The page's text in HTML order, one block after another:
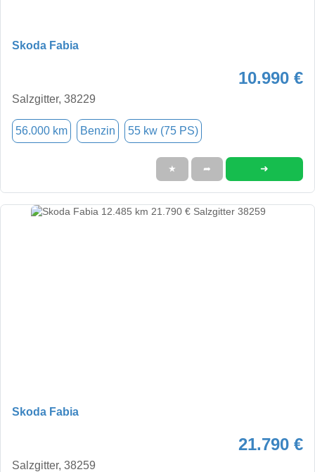
Skoda Fabia
10.990 €
Salzgitter, 38229
56.000 km Benzin 55 kw (75 PS)
★ ➦ ➜
Skoda Fabia
21.790 €
Salzgitter, 38259